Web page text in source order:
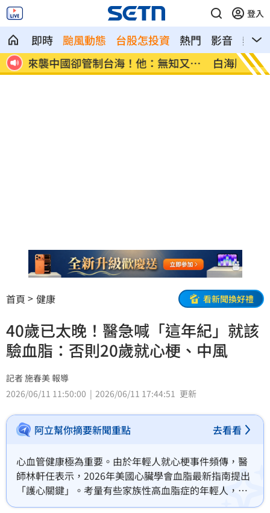
登入
即時 颱風動態 台股怎投資 熱門 影音
熱搜
無
白海豚橫掃沖繩！4萬戶停電、多人受傷
白海
完」
首頁 健康 看新聞換好禮
40歲已太晚！醫急喊「這年紀」就該
驗血脂：否則20歲就心梗、中風
記者 施春美 報導
2026/06/11 11:50:00
2026/06/11 17:44:51 更新
阿立幫你摘要新聞重點 去看看
心血管健康極為重要。由於年輕人就心梗事件頻傳，醫
師林軒任表示，2026年美國心臟學會血脂最新指南提出
「護心關鍵」。考量有些家族性高血脂症的年輕人，常
因小時血脂值就過高，所以20~30歲就心梗或腦中風。